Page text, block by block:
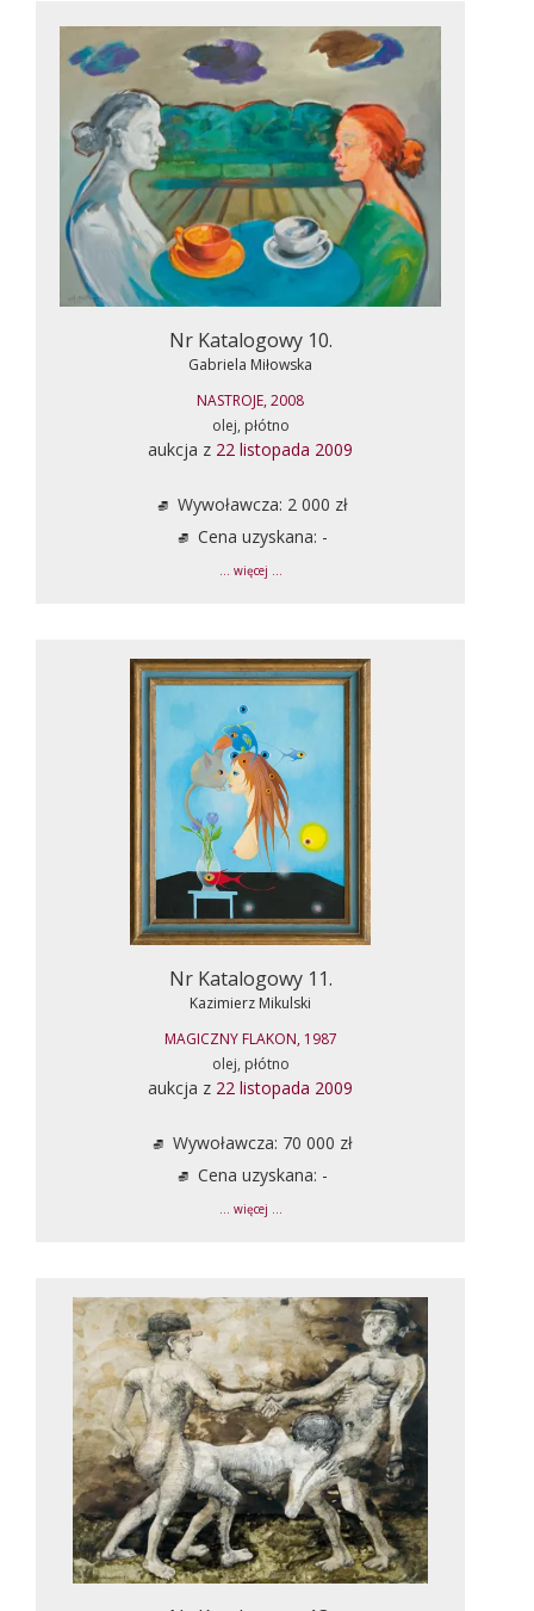
Nr Katalogowy 10.
Gabriela Miłowska
NASTROJE, 2008
olej, płótno
aukcja z 22 listopada 2009
Wywoławcza: 2 000 zł
Cena uzyskana: -
... więcej ...
Nr Katalogowy 11.
Kazimierz Mikulski
MAGICZNY FLAKON, 1987
olej, płótno
aukcja z 22 listopada 2009
Wywoławcza: 70 000 zł
Cena uzyskana: -
... więcej ...